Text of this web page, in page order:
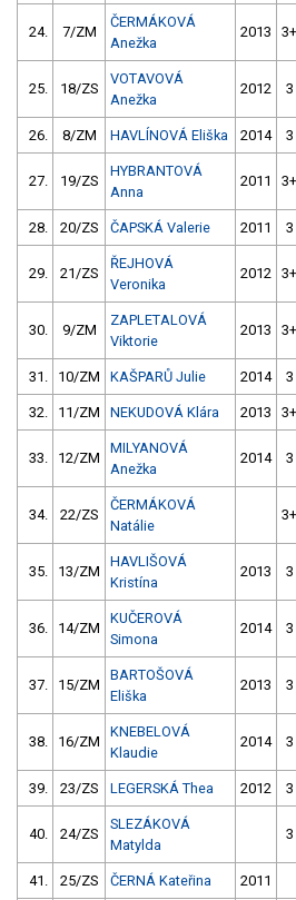
24. 7/ZM
ČERMÁKOVÁ
Anežka
2013 3+
25. 18/ZS
VOTAVOVÁ
Anežka
2012 3
26. 8/ZM HAVLÍNOVÁ Eliška 2014 3
27. 19/ZS
HYBRANTOVÁ
Anna
2011 3+
28. 20/ZS ČAPSKÁ Valerie 2011 3
29. 21/ZS
ŘEJHOVÁ
Veronika
2012 3+
30. 9/ZM
ZAPLETALOVÁ
Viktorie
2013 3+
31. 10/ZM KAŠPARŮ Julie 2014 3
32. 11/ZM NEKUDOVÁ Klára 2013 3+
33. 12/ZM
MILYANOVÁ
Anežka
2014 3
34. 22/ZS
ČERMÁKOVÁ
Natálie
3+
35. 13/ZM
HAVLIŠOVÁ
Kristína
2013 3
36. 14/ZM
KUČEROVÁ
Simona
2014 3
37. 15/ZM
BARTOŠOVÁ
Eliška
2013 3
38. 16/ZM
KNEBELOVÁ
Klaudie
2014 3
39. 23/ZS LEGERSKÁ Thea 2012 3
40. 24/ZS
SLEZÁKOVÁ
Matylda
3
41. 25/ZS ČERNÁ Kateřina 2011